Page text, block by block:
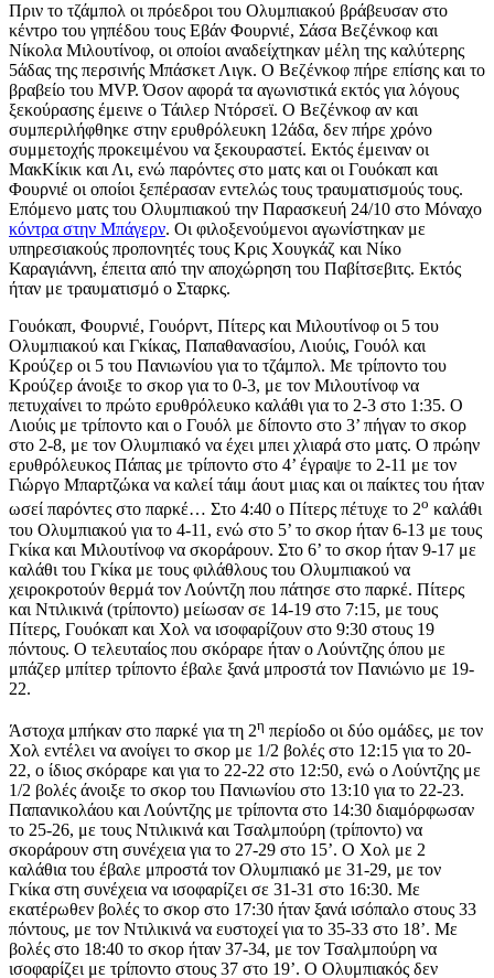
Πριν το τζάμπολ οι πρόεδροι του Ολυμπιακού βράβευσαν στο
κέντρο του γηπέδου τους Εβάν Φουρνιέ, Σάσα Βεζένκοφ και
Νίκολα Μιλουτίνοφ, οι οποίοι αναδείχτηκαν μέλη της καλύτερης
5άδας της περσινής Μπάσκετ Λιγκ. Ο Βεζένκοφ πήρε επίσης και το
βραβείο του MVP. Όσον αφορά τα αγωνιστικά εκτός για λόγους
ξεκούρασης έμεινε ο Τάιλερ Ντόρσεϊ. Ο Βεζένκοφ αν και
συμπεριλήφθηκε στην ερυθρόλευκη 12άδα, δεν πήρε χρόνο
συμμετοχής προκειμένου να ξεκουραστεί. Εκτός έμειναν οι
ΜακΚίκικ και Λι, ενώ παρόντες στο ματς και οι Γουόκαπ και
Φουρνιέ οι οποίοι ξεπέρασαν εντελώς τους τραυματισμούς τους.
Επόμενο ματς του Ολυμπιακού την Παρασκευή 24/10 στο Μόναχο
κόντρα στην Μπάγερν. Οι φιλοξενούμενοι αγωνίστηκαν με
υπηρεσιακούς προπονητές τους Κρις Χουγκάζ και Νίκο
Καραγιάννη, έπειτα από την αποχώρηση του Παβίτσεβιτς. Εκτός
ήταν με τραυματισμό ο Σταρκς.
Γουόκαπ, Φουρνιέ, Γουόρντ, Πίτερς και Μιλουτίνοφ οι 5 του
Ολυμπιακού και Γκίκας, Παπαθανασίου, Λιούις, Γουόλ και
Κρούζερ οι 5 του Πανιωνίου για το τζάμπολ. Με τρίποντο του
Κρούζερ άνοιξε το σκορ για το 0-3, με τον Μιλουτίνοφ να
πετυχαίνει το πρώτο ερυθρόλευκο καλάθι για το 2-3 στο 1:35. Ο
Λιούις με τρίποντο και ο Γουόλ με δίποντο στο 3’ πήγαν το σκορ
στο 2-8, με τον Ολυμπιακό να έχει μπει χλιαρά στο ματς. Ο πρώην
ερυθρόλευκος Πάπας με τρίποντο στο 4’ έγραψε το 2-11 με τον
Γιώργο Μπαρτζώκα να καλεί τάιμ άουτ μιας και οι παίκτες του ήταν
ωσεί παρόντες στο παρκέ… Στο 4:40 ο Πίτερς πέτυχε το 2ο καλάθι
του Ολυμπιακού για το 4-11, ενώ στο 5’ το σκορ ήταν 6-13 με τους
Γκίκα και Μιλουτίνοφ να σκοράρουν. Στο 6’ το σκορ ήταν 9-17 με
καλάθι του Γκίκα με τους φιλάθλους του Ολυμπιακού να
χειροκροτούν θερμά τον Λούντζη που πάτησε στο παρκέ. Πίτερς
και Ντιλικινά (τρίποντο) μείωσαν σε 14-19 στο 7:15, με τους
Πίτερς, Γουόκαπ και Χολ να ισοφαρίζουν στο 9:30 στους 19
πόντους. Ο τελευταίος που σκόραρε ήταν ο Λούντζης όπου με
μπάζερ μπίτερ τρίποντο έβαλε ξανά μπροστά τον Πανιώνιο με 19-
22.
Άστοχα μπήκαν στο παρκέ για τη 2η περίοδο οι δύο ομάδες, με τον
Χολ εντέλει να ανοίγει το σκορ με 1/2 βολές στο 12:15 για το 20-
22, ο ίδιος σκόραρε και για το 22-22 στο 12:50, ενώ ο Λούντζης με
1/2 βολές άνοιξε το σκορ του Πανιωνίου στο 13:10 για το 22-23.
Παπανικολάου και Λούντζης με τρίποντα στο 14:30 διαμόρφωσαν
το 25-26, με τους Ντιλικινά και Τσαλμπούρη (τρίποντο) να
σκοράρουν στη συνέχεια για το 27-29 στο 15’. Ο Χολ με 2
καλάθια του έβαλε μπροστά τον Ολυμπιακό με 31-29, με τον
Γκίκα στη συνέχεια να ισοφαρίζει σε 31-31 στο 16:30. Με
εκατέρωθεν βολές το σκορ στο 17:30 ήταν ξανά ισόπαλο στους 33
πόντους, με τον Ντιλικινά να ευστοχεί για το 35-33 στο 18’. Με
βολές στο 18:40 το σκορ ήταν 37-34, με τον Τσαλμπούρη να
ισοφαρίζει με τρίποντο στους 37 στο 19’. Ο Ολυμπιακός δεν